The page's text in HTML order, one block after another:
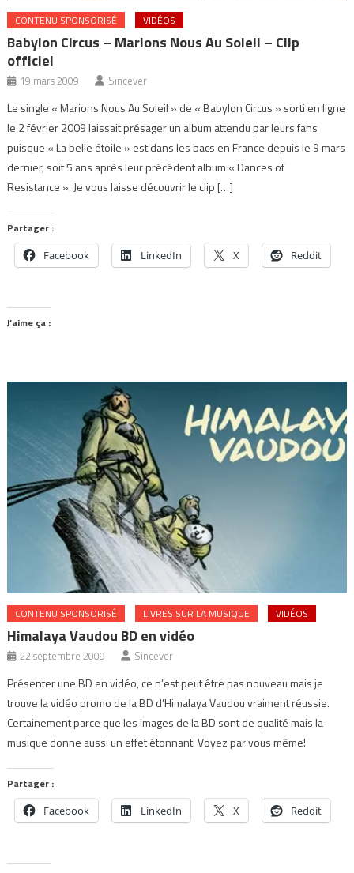
CONTENU SPONSORISÉ VIDÉOS
Babylon Circus – Marions Nous Au Soleil – Clip
officiel
19 mars 2009 Sincever
Le single « Marions Nous Au Soleil » de « Babylon Circus » sorti en ligne
le 2 février 2009 laissait présager un album attendu par leurs fans
puisque « La belle étoile » est dans les bacs en France depuis le 9 mars
dernier, soit 5 ans après leur précédent album « Dances of
Resistance ». Je vous laisse découvrir le clip […]
Partager :
Facebook LinkedIn X Reddit
J’aime ça :
CONTENU SPONSORISÉ LIVRES SUR LA MUSIQUE VIDÉOS
Himalaya Vaudou BD en vidéo
22 septembre 2009 Sincever
Présenter une BD en vidéo, ce n’est peut être pas nouveau mais je
trouve la vidéo promo de la BD d’Himalaya Vaudou vraiment réussie.
Certainement parce que les images de la BD sont de qualité mais la
musique donne aussi un effet étonnant. Voyez par vous même!
Partager :
Facebook LinkedIn X Reddit